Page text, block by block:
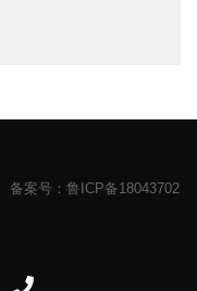
备案号： 鲁ICP备18043702